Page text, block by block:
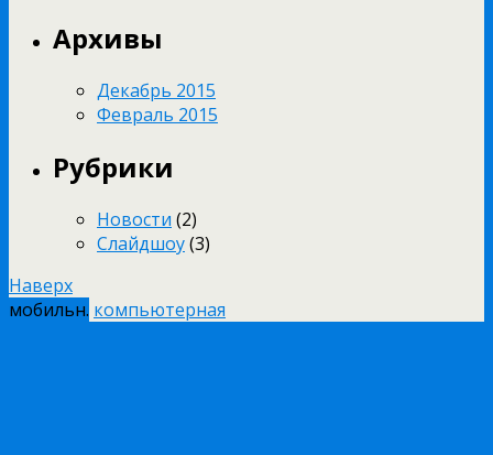
Архивы
Декабрь 2015
Февраль 2015
Рубрики
Новости (2)
Слайдшоу(3)
Наверх
мобильн. компьютерная